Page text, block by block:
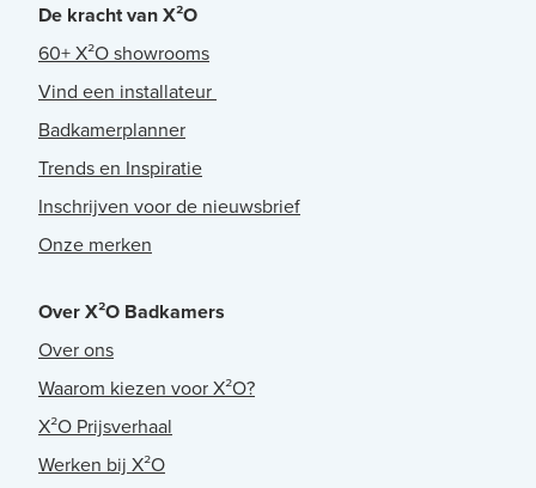
De kracht van X²O
60+ X²O showrooms
Vind een installateur
Badkamerplanner
Trends en Inspiratie
Inschrijven voor de nieuwsbrief
Onze merken
Over X²O Badkamers
Over ons
Waarom kiezen voor X²O?
X²O Prijsverhaal
Werken bij X²O